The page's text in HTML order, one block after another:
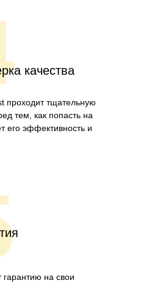
качества
проходит тщательную
тем, как попасть на
его эффективность и
гарантию на свои